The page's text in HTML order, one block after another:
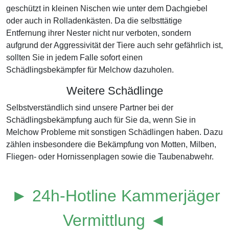
geschützt in kleinen Nischen wie unter dem Dachgiebel
oder auch in Rolladenkästen. Da die selbsttätige
Entfernung ihrer Nester nicht nur verboten, sondern
aufgrund der Aggressivität der Tiere auch sehr gefährlich ist,
sollten Sie in jedem Falle sofort einen
Schädlingsbekämpfer für Melchow dazuholen.
Weitere Schädlinge
Selbstverständlich sind unsere Partner bei der
Schädlingsbekämpfung auch für Sie da, wenn Sie in
Melchow Probleme mit sonstigen Schädlingen haben. Dazu
zählen insbesondere die Bekämpfung von Motten, Milben,
Fliegen- oder Hornissenplagen sowie die Taubenabwehr.
► 24h-Hotline Kammerjäger
Vermittlung ◄